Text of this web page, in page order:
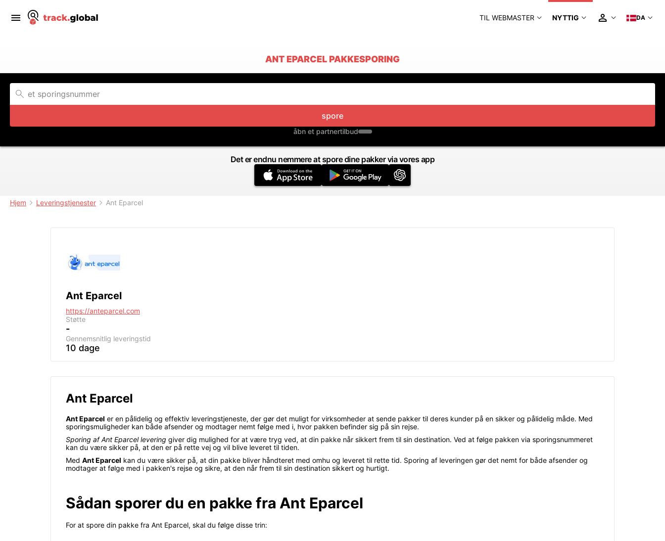
TIL WEBMASTER NYTTIG DA
ANT EPARCEL PAKKESPORING
spore
åbn et partnertilbud
Det er endnu nemmere at spore dine pakker via vores app
Hjem Leveringstjenester Ant Eparcel
Ant Eparcel
https://anteparcel.com
Støtte
-
Gennemsnitlig leveringstid
10 dage
Ant Eparcel
Ant Eparcel er en pålidelig og effektiv leveringstjeneste, der gør det muligt for virksomheder at sende pakker til deres kunder på en sikker og pålidelig måde. Med
sporingsmuligheder kan både afsender og modtager nemt følge med i, hvor pakken befinder sig på sin rejse.
Sporing af Ant Eparcel levering giver dig mulighed for at være tryg ved, at din pakke når sikkert frem til sin destination. Ved at følge pakken via sporingsnummeret
kan du være sikker på, at den er på rette vej og vil blive leveret til tiden.
Med Ant Eparcel kan du være sikker på, at din pakke bliver håndteret med omhu og leveret til rette tid. Sporing af leveringen gør det nemt for både afsender og
modtager at følge med i pakken's rejse og sikre, at den når frem til sin destination sikkert og hurtigt.
Sådan sporer du en pakke fra Ant Eparcel
For at spore din pakke fra Ant Eparcel, skal du følge disse trin: